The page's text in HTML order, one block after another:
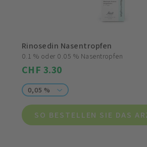
Rinosedin Nasentropfen
0.1 % oder 0.05 % Nasentropfen
CHF 3.30
0,05 %
SO BESTELLEN SIE DAS